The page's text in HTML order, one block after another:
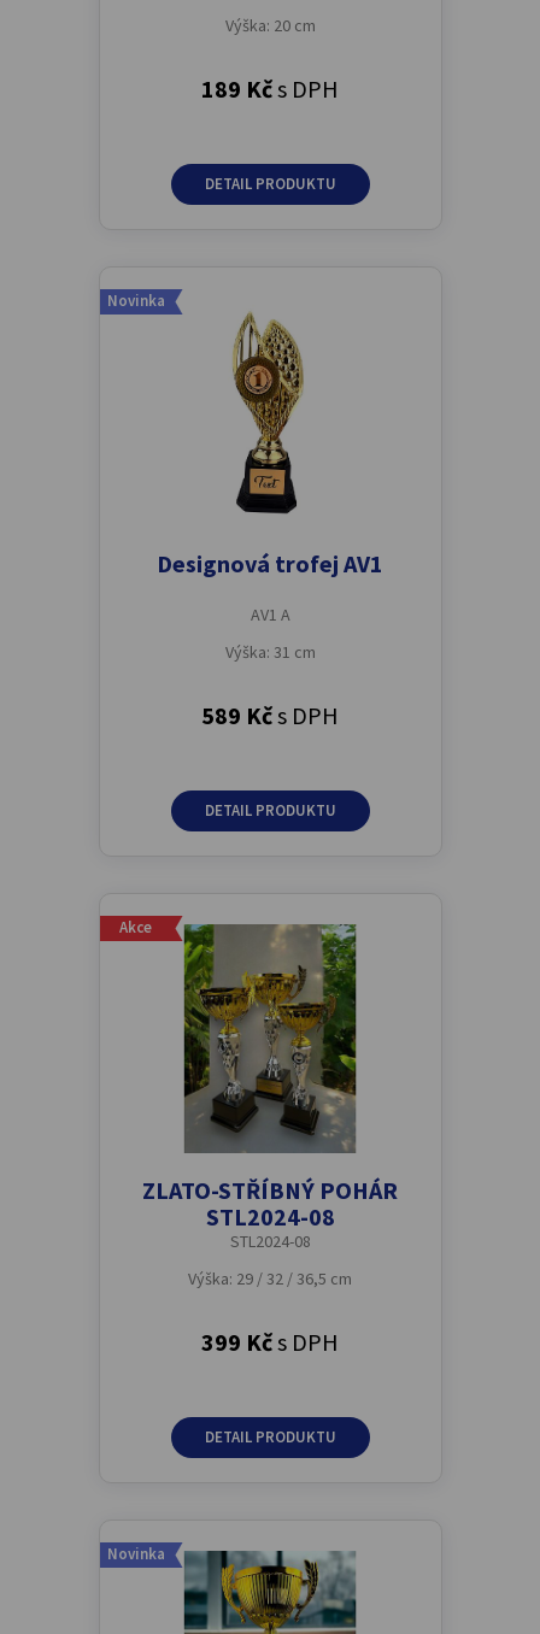
Výška: 20 cm
189 Kčs DPH
DETAIL PRODUKTU
Novinka
Designová trofej AV1
AV1 A
Výška: 31 cm
589 Kčs DPH
DETAIL PRODUKTU
Akce
ZLATO-STŘÍBNÝ POHÁR
STL2024-08
STL2024-08
Výška: 29 / 32 / 36,5 cm
399 Kčs DPH
DETAIL PRODUKTU
Novinka